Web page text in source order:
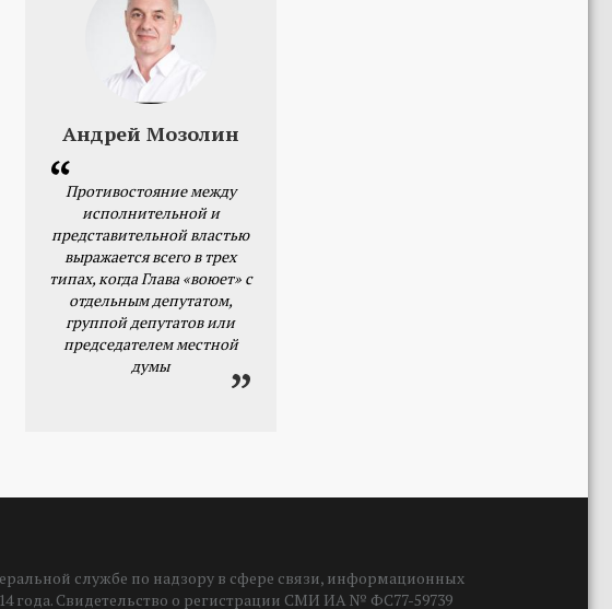
Андрей Мозолин
Противостояние между
исполнительной и
представительной властью
выражается всего в трех
типах, когда Глава «воюет» с
отдельным депутатом,
группой депутатов или
председателем местной
думы
службе по надзору в сфере связи, информационных
года. Свидетельство о регистрации СМИ ИА № ФС77-59739